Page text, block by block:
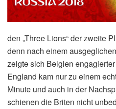
den „Three Lions“ der zweite
denn nach einem
zeigte sich Belgien
England kam nur zu einem
Minute und auch in der
schienen die Briten nicht